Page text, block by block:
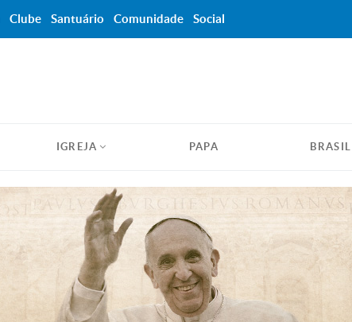
IGREJA PAPA BRASIL
Clube Santuário Comunidade Social